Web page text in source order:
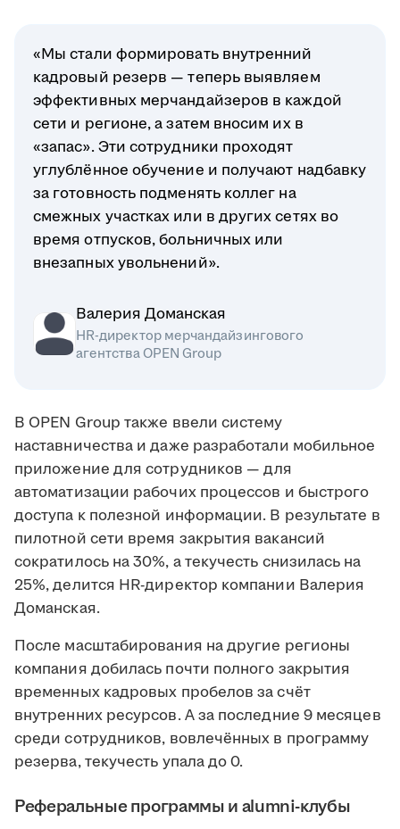
«Мы стали формировать внутренний
кадровый резерв — теперь выявляем
эффективных мерчандайзеров в каждой
сети и регионе, а затем вносим их в
«запас». Эти сотрудники проходят
углублённое обучение и получают надбавку
за готовность подменять коллег на
смежных участках или в других сетях во
время отпусков, больничных или
внезапных увольнений».
Валерия Доманская
HR-директор мерчандайзингового
агентства OPEN Group
В OPEN Group также ввели систему
наставничества и даже разработали мобильное
приложение для сотрудников — для
автоматизации рабочих процессов и быстрого
доступа к полезной информации. В результате в
пилотной сети время закрытия вакансий
сократилось на 30%, а текучесть снизилась на
25%, делится HR-директор компании Валерия
Доманская.
После масштабирования на другие регионы
компания добилась почти полного закрытия
временных кадровых пробелов за счёт
внутренних ресурсов. А за последние 9 месяцев
среди сотрудников, вовлечённых в программу
резерва, текучесть упала до 0.
Реферальные программы и alumni-клубы